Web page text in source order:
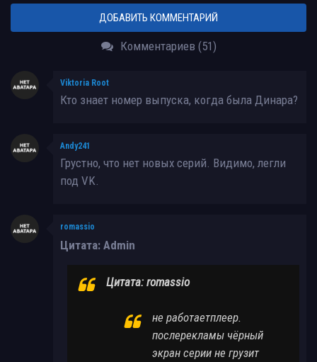
ДОБАВИТЬ КОММЕНТАРИЙ
Комментариев (51)
Viktoria Root
Кто знает номер выпуска, когда была Динара?
Andy241
Грустно, что нет новых серий. Видимо, легли
под VK.
romassio
Цитата: Admin
Цитата: romassio
не работаетплеер.
послерекламы чёрный
экран серии не грузит